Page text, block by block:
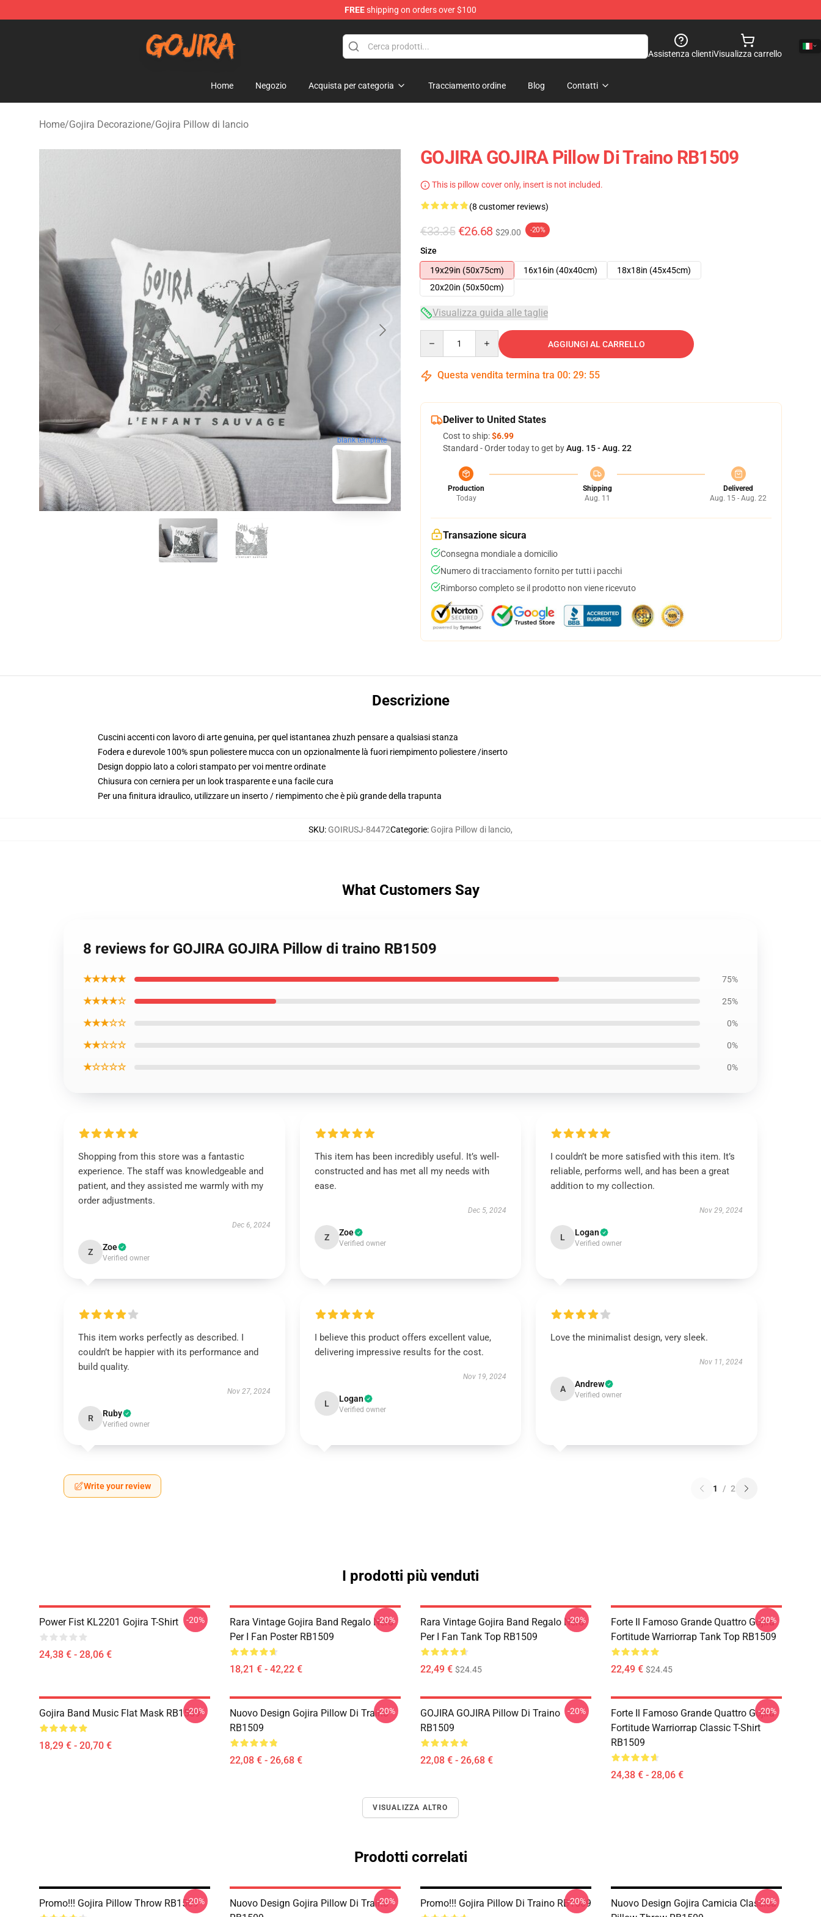
FREEshipping on orders over $100
Assistenza clientiVisualizza carrello
Home Negozio Acquista per categoria Tracciamento ordine Blog Contatti
Home/Gojira Decorazione/Gojira Pillow di lancio
blank template
GOJIRA GOJIRA Pillow Di Traino RB1509
This is pillow cover only, insert is not included.
(8 customer reviews)
€33.35 €26.68 $29.00 -20%
Size
19x29in (50x75cm)
16x16in (40x40cm)
18x18in (45x45cm)
20x20in (50x50cm)
Visualizza guida alle taglie
AGGIUNGI AL CARRELLO
Questa vendita termina tra 00: 29: 54
Deliver to United States
Cost to ship:$6.99
Standard - Order today to get byAug. 15 - Aug. 22
Production
Today
Shipping
Aug. 11
Delivered
Aug. 15 - Aug. 22
Transazione sicura
Consegna mondiale a domicilio
Numero di tracciamento fornito per tutti i pacchi
Rimborso completo se il prodotto non viene ricevuto
Descrizione
Cuscini accenti con lavoro di arte genuina, per quel istantanea zhuzh pensare a qualsiasi stanza
Fodera e durevole 100% spun poliestere mucca con un opzionalmente là fuori riempimento poliestere /inserto
Design doppio lato a colori stampato per voi mentre ordinate
Chiusura con cerniera per un look trasparente e una facile cura
Per una finitura idraulico, utilizzare un inserto / riempimento che è più grande della trapunta
SKU: GOIRUSJ-84472Categorie: Gojira Pillow di lancio,
What Customers Say
8 reviews for GOJIRA GOJIRA Pillow di traino RB1509
★★★★★ 75%
★★★★☆ 25%
★★★☆☆ 0%
★★☆☆☆ 0%
★☆☆☆☆ 0%
Shopping from this store was a fantastic
experience. The staff was knowledgeable and
patient, and they assisted me warmly with my
order adjustments.
Dec 6, 2024
Z Zoe
Verified owner
This item has been incredibly useful. It’s well-
constructed and has met all my needs with
ease.
Dec 5, 2024
Z Zoe
Verified owner
I couldn’t be more satisfied with this item. It’s
reliable, performs well, and has been a great
addition to my collection.
Nov 29, 2024
L Logan
Verified owner
This item works perfectly as described. I
couldn’t be happier with its performance and
build quality.
Nov 27, 2024
R Ruby
Verified owner
I believe this product offers excellent value,
delivering impressive results for the cost.
Nov 19, 2024
L Logan
Verified owner
Love the minimalist design, very sleek.
Nov 11, 2024
A Andrew
Verified owner
Write your review 1 / 2
I prodotti più venduti
Power Fist KL2201 Gojira T-Shirt
24,38 € - 28,06 €
-20%
Rara Vintage Gojira Band Regalo Nero
Per I Fan Poster RB1509
18,21 € - 42,22 €
-20%
Rara Vintage Gojira Band Regalo Nero
Per I Fan Tank Top RB1509
22,49 € $24.45
-20%
Forte Il Famoso Grande Quattro Gojira
Fortitude Warriorrap Tank Top RB1509
22,49 € $24.45
-20%
Gojira Band Music Flat Mask RB1509
18,29 € - 20,70 €
-20%
Nuovo Design Gojira Pillow Di Traino
RB1509
22,08 € - 26,68 €
-20%
GOJIRA GOJIRA Pillow Di Traino
RB1509
22,08 € - 26,68 €
-20%
Forte Il Famoso Grande Quattro Gojira
Fortitude Warriorrap Classic T-Shirt
RB1509
24,38 € - 28,06 €
-20%
VISUALIZZA ALTRO
Prodotti correlati
Promo!!! Gojira Pillow Throw RB1509
-20%
Nuovo Design Gojira Pillow Di Traino
-20% Promo!!! Gojira Pillow Di Traino RB1509
-20%
Nuovo Design Gojira Camicia Classica
-20%